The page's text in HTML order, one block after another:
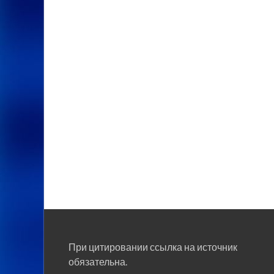
При цитировании ссылка на источник
обязательна.